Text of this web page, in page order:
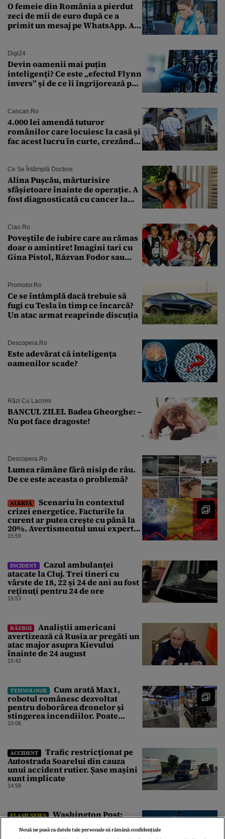
O femeie din România a pierdut
zeci de mii de euro după ce a
primit un mesaj pe WhatsApp. A
Digi24
Devin oamenii mai puțin
inteligenți? Ce este „efectul Flynn
invers” și de ce îi îngrijorează pe
Cancan.ro
4.000 lei amendă tuturor
românilor care locuiesc la casă și
fac acest lucru în curte, crezând
Ce Se Întâmplă Doctore
Alina Pușcău, mărturisire
sfâșietoare înainte de operație. A
fost diagnosticată cu cancer la
îmi salvez viața”
Ciao.ro
Poveştile de iubire care au rămas
doar o amintire! Imagini tari cu
Gina Pistol, Răzvan Fodor sau
Promotor.ro
Ce se întâmplă dacă trebuie să
fugi cu Tesla în timp ce încarcă?
Un atac armat reaprinde discuția
Descopera.ro
Este adevărat că inteligența
oamenilor scade?
Râzi Cu Lacrimi
BANCUL ZILEI. Badea Gheorghe: –
Nu pot face dragoste!
Descopera.ro
Lumea rămâne fără nisip de râu.
De ce este aceasta o problemă?
ALERTĂ
Scenariu în contextul
crizei energetice. Facturile la
curent ar putea crește cu până la
20%. Avertismentul unui expert
în energie
15:59
INCIDENT
Cazul ambulanței
atacate la Cluj. Trei tineri cu
vârste de 18, 22 şi 24 de ani au fost
reţinuţi pentru 24 de ore
15:53
RĂZBOI
Analiștii americani
avertizează că Rusia ar pregăti un
atac major asupra Kievului
înainte de 24 august
15:42
TEHNOLOGIE
Cum arată Max1,
robotul românesc dezvoltat
pentru doborârea dronelor și
stingerea incendiilor. Poate
transporta încărcături de până la
15:06
ACCIDENT
Trafic restricţionat pe
Autostrada Soarelui din cauza
unui accident rutier. Șase mașini
sunt implicate
14:58
FLASH NEWS
Washington Post:
apărare din SUA să crească
Nouă ne pasă ca datele tale personale să rămână confidențiale